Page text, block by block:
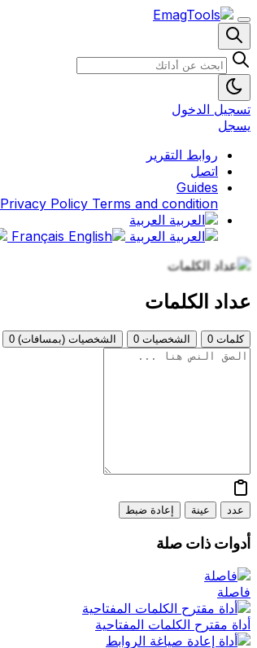
تسجيل الدخول
يسجل
روابط التقرير
اتصل
Guides
Privacy Policy Terms and condition
العربية
العربية
Français
عداد الكلمات
كلمات 0 الشخصيات 0 الشخصيات (بمسافات) 0
عدد عينة إعادة ضبط
أدوات ذات صلة
فاصلة
أداة مقترح الكلمات المفتاحية